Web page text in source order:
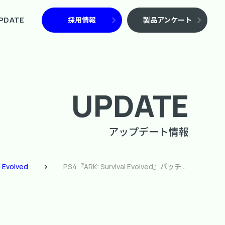
採用情報 製品アンケート
UPDATE
アップデート情報
Evolved PS4『ARK: Survival Evolved』パッチ2.85配信のお知らせ